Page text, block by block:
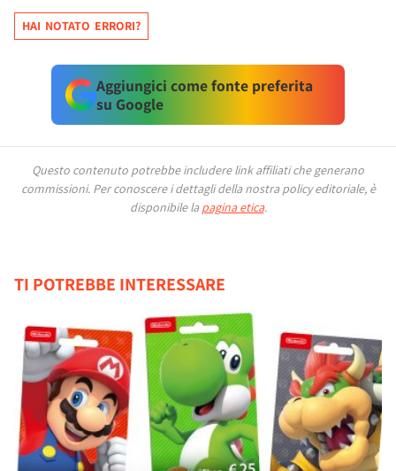
HAI NOTATO ERRORI?
Aggiungici come fonte preferita
su Google
Questo contenuto potrebbe includere link affiliati che generano
commissioni. Per conoscere i dettagli della nostra policy editoriale, è
disponibile la pagina etica.
TI POTREBBE INTERESSARE